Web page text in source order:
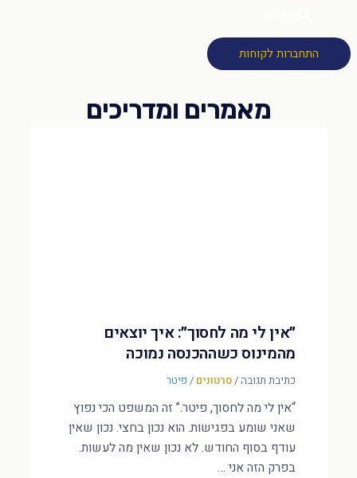
התחברות לקוחות
״אין לי מה לחסוך״: איך יוצאים
מהמינוס כשההכנסה נמוכה
כתיבת תגובה/סרטונים / פיטר
“אין לי מה לחסוך, פיטר.” זה המשפט הכי נפוץ
שאני שומע בפגישות. הוא נכון בחצי. נכון שאין
עודף בסוף החודש. לא נכון שאין מה לעשות.
בפרק הזה אני …